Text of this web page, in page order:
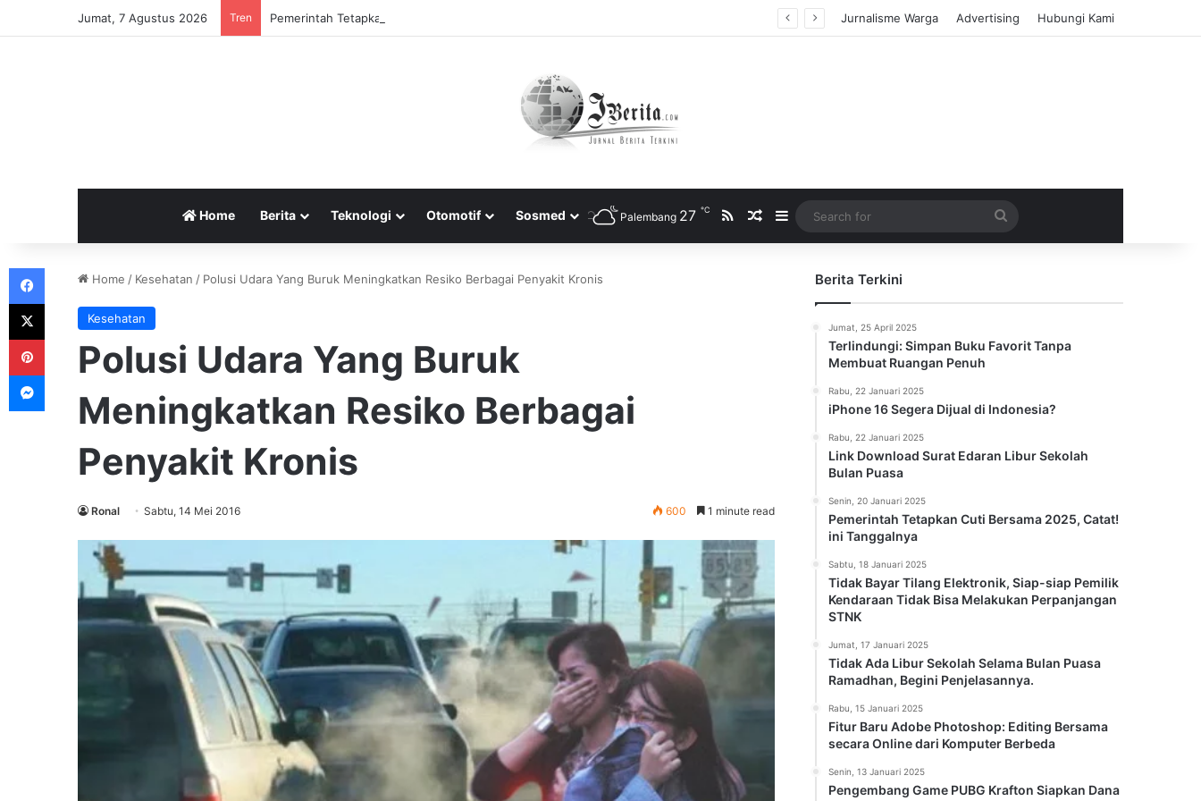
Jumat, 7 Agustus 2026 Tren Pemerintah Tetapkan Cuti Bersama 2025, Catat! ini Tanggalnya Jurnalisme Warga Advertising Hubungi Kami
Home Berita Teknologi Otomotif Sosmed Palembang 27 ℃ RSSRandom Article
Sidebar
for
Home / Kesehatan / Polusi Udara Yang Buruk Meningkatkan Resiko Berbagai Penyakit Kronis
Kesehatan
Polusi Udara Yang Buruk
Meningkatkan Resiko Berbagai
Penyakit Kronis
Ronal Sabtu, 14 Mei 2016 600 1 minute read
Berita Terkini
Jumat, 25 April 2025
Terlindungi: Simpan Buku Favorit Tanpa
Membuat Ruangan Penuh
Rabu, 22 Januari 2025
iPhone 16 Segera Dijual di Indonesia?
Rabu, 22 Januari 2025
Link Download Surat Edaran Libur Sekolah
Bulan Puasa
Senin, 20 Januari 2025
Pemerintah Tetapkan Cuti Bersama 2025, Catat!
ini Tanggalnya
Sabtu, 18 Januari 2025
Tidak Bayar Tilang Elektronik, Siap-siap Pemilik
Kendaraan Tidak Bisa Melakukan Perpanjangan
STNK
Jumat, 17 Januari 2025
Tidak Ada Libur Sekolah Selama Bulan Puasa
Ramadhan, Begini Penjelasannya.
Rabu, 15 Januari 2025
Fitur Baru Adobe Photoshop: Editing Bersama
secara Online dari Komputer Berbeda
Senin, 13 Januari 2025
Pengembang Game PUBG Krafton Siapkan Dana
Facebook
X
Pinterest
Messenger